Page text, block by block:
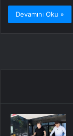
Devamını Oku »